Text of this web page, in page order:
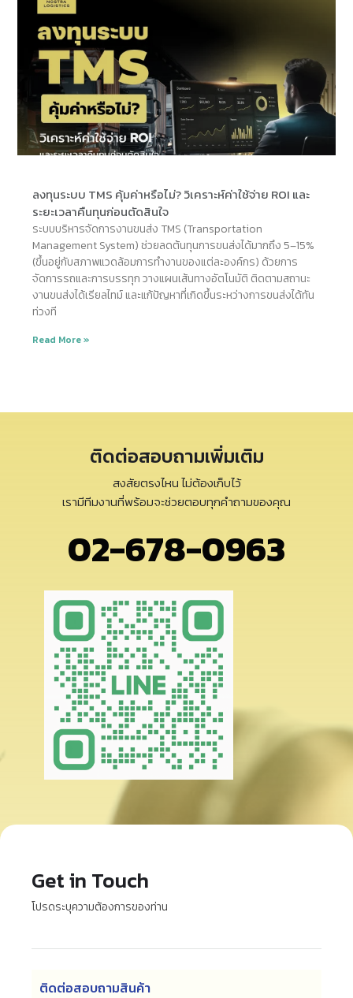
ลงทุนระบบ TMS คุ้มค่าหรือไม่? วิเคราะห์ค่าใช้จ่าย ROI และ
ระยะเวลาคืนทุนก่อนตัดสินใจ
ระบบบริหารจัดการงานขนส่ง TMS (Transportation
Management System) ช่วยลดต้นทุนการขนส่งได้มากถึง 5–15%
(ขึ้นอยู่กับสภาพแวดล้อมการทำงานของแต่ละองค์กร) ด้วยการ
จัดการรถและการบรรทุก วางแผนเส้นทางอัตโนมัติ ติดตามสถานะ
งานขนส่งได้เรียลไทม์ และแก้ปัญหาที่เกิดขึ้นระหว่างการขนส่งได้ทัน
ท่วงที
Read More »
ติดต่อสอบถามเพิ่มเติม
สงสัยตรงไหน ไม่ต้องเก็บไว้
เรามีทีมงานที่พร้อมจะช่วยตอบทุกคำถามของคุณ
02-678-0963
Get in Touch
โปรดระบุความต้องการของท่าน
ติดต่อสอบถามสินค้า